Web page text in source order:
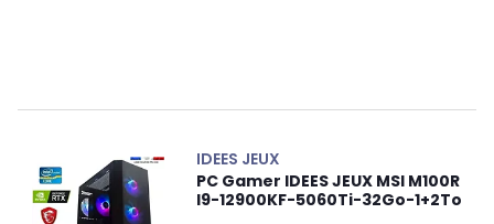
IDEES JEUX
PC Gamer IDEES JEUX MSI M100R
I9-12900KF-5060Ti-32Go-1+2To